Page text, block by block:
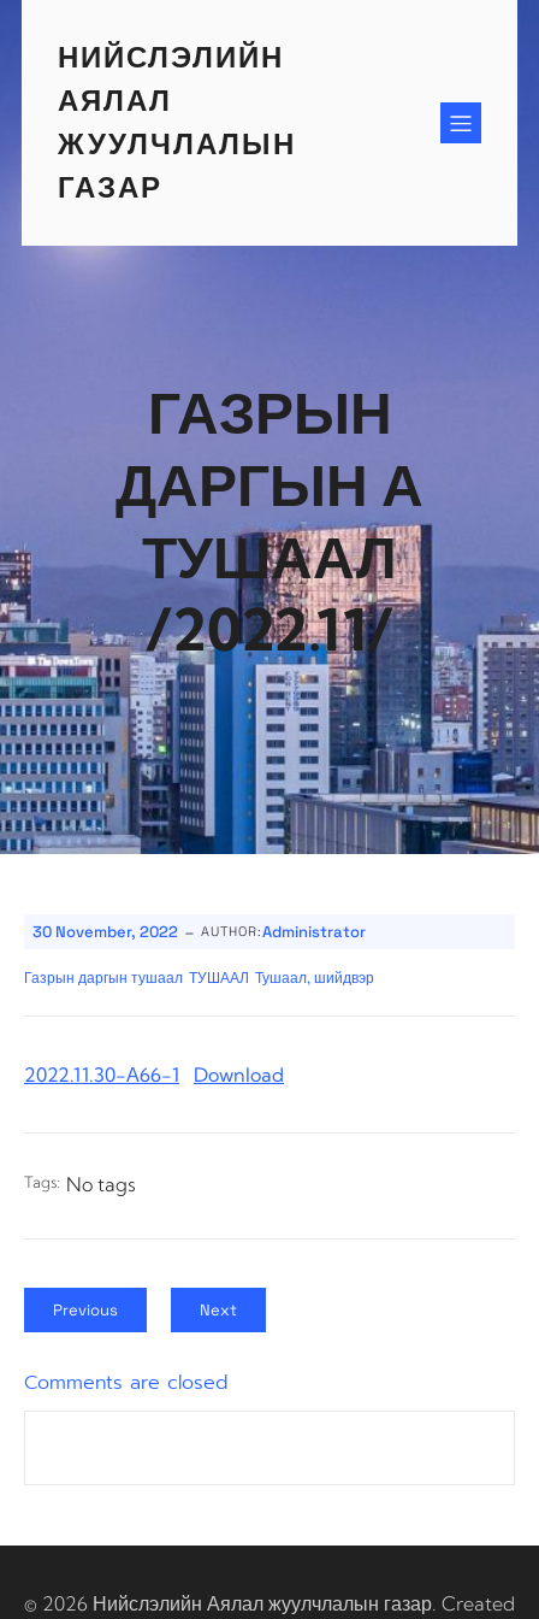
contentНИЙСЛЭЛИЙН
АЯЛАЛ
ЖУУЛЧЛАЛЫН
ГАЗАР
ГАЗРЫН
ДАРГЫН А
ТУШААЛ
/2022.11/
30 November, 2022 - AUTHOR:Administrator
Газрын даргын тушаал ТУШААЛ Тушаал, шийдвэр
2022.11.30-А66-1 Download
Tags: No tags
Previous Next
Comments are closed
© 2026 Нийслэлийн Аялал жуулчлалын газар. Created